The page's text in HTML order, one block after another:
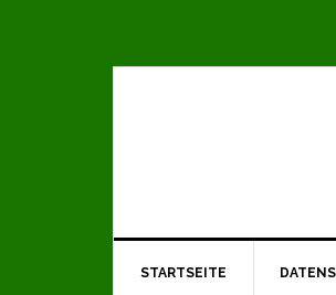
STARTSEITE